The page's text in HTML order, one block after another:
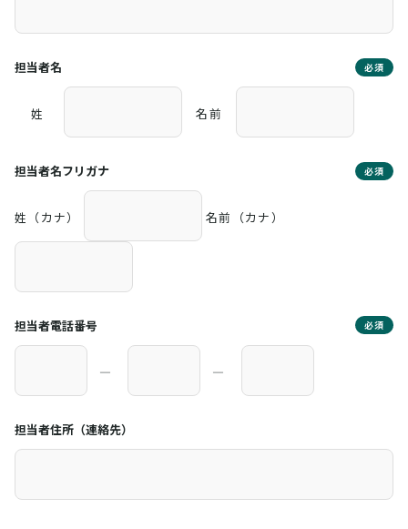
担当者名 必須
姓 名前
担当者名フリガナ 必須
姓（カナ） 名前（カナ）
担当者電話番号 必須
― ―
担当者住所（連絡先）